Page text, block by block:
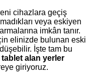
cihazlara geçiş
veya eskiyen
imkân tanır.
elinizde bulunan eski
İşte tam bu
alan yerler
giriyoruz.